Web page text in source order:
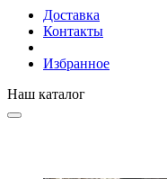
Доставка
Контакты
Избранное
Наш каталог